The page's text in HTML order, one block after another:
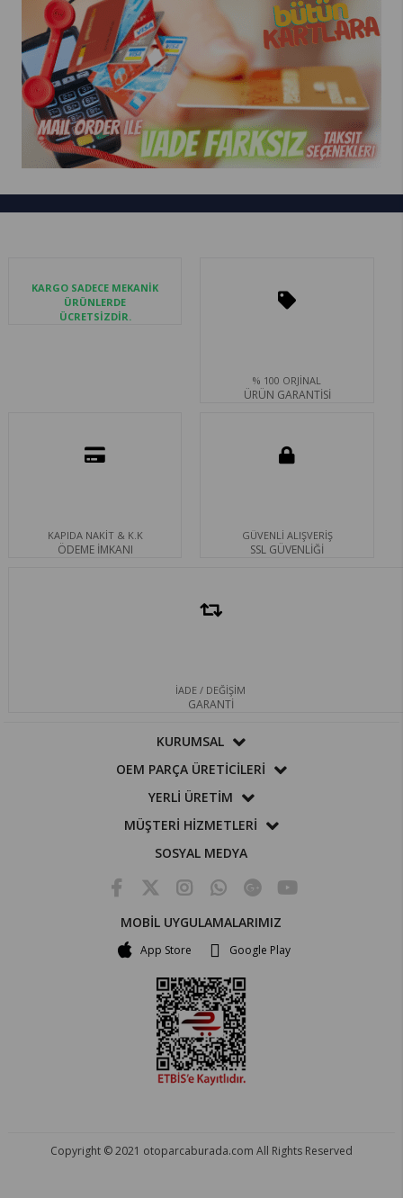
KARGO SADECE MEKANİK
ÜRÜNLERDE
ÜCRETSİZDİR.
% 100 ORJİNAL
ÜRÜN GARANTİSİ
KAPIDA NAKİT & K.K
ÖDEME İMKANI
GÜVENLİ ALIŞVERİŞ
SSL GÜVENLİĞİ
İADE / DEĞİŞİM
GARANTİ
KURUMSAL
OEM PARÇA ÜRETİCİLERİ
YERLİ ÜRETİM
MÜŞTERİ HİZMETLERİ
SOSYAL MEDYA
MOBİL UYGULAMALARIMIZ
App Store Google Play
Copyright © 2021 otoparcaburada.com All Rights Reserved